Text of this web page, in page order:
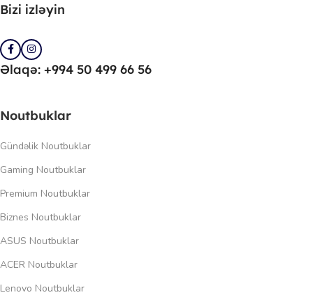
Bizi izləyin
Əlaqə: +994 50 499 66 56
Noutbuklar
Gündəlik Noutbuklar
Gaming Noutbuklar
Premium Noutbuklar
Biznes Noutbuklar
ASUS Noutbuklar
ACER Noutbuklar
Lenovo Noutbuklar